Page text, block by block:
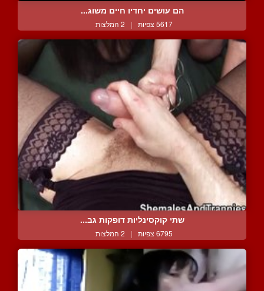
הם עושים יחדיו חיים משוג...
5617 צפיות | 2 המלצות
שתי קוקסינליות דופקות גב...
6795 צפיות | 2 המלצות